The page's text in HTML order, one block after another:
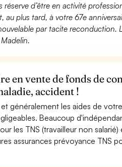
d’être en activité
plus tard, à votre 67e
par tacite reconduction.
en vente de fonds de
accident !
généralement les aides de
Beaucoup
les TNS (travailleur non
assurances prévoyance TNS